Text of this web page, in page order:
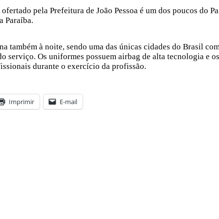
pela Prefeitura de João Pessoa é um dos poucos do
Paraíba.
também à noite, sendo uma das únicas cidades do Brasil
Os uniformes possuem airbag de alta tecnologia e
durante o exercício da profissão.
Imprimir E-mail